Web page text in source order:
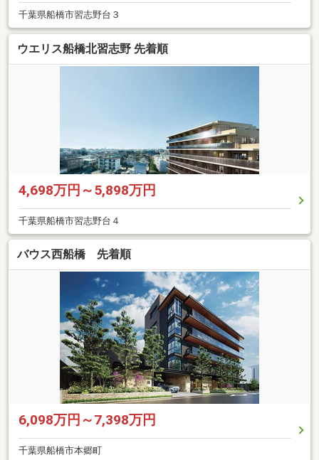
千葉県船橋市習志野台３
ウエリス船橋北習志野 先着順
4,698万円～5,898万円
千葉県船橋市習志野台４
バウス西船橋 先着順
6,098万円～7,398万円
千葉県船橋市本郷町